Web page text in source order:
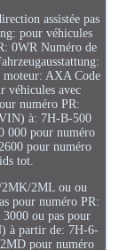
assistée pas
pour véhicules
0WR Numéro de
moteur: AXA Code
véhicules avec
numéro PR:
à: 7H-B-500
000 pour numéro
pour numéro
tot.
2ML ou ou
pour numéro PR:
ou pas pour
à partir de: 7H-6-
pour numéro